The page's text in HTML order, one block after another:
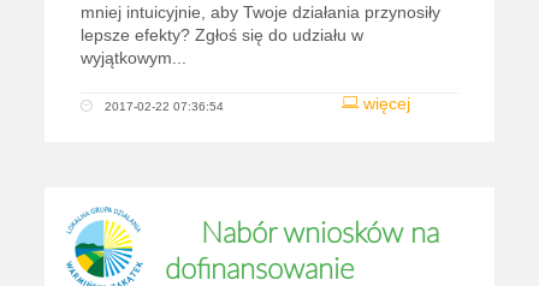
mniej intuicyjnie, aby Twoje działania przynosiły
lepsze efekty? Zgłoś się do udziału w
wyjątkowym...
więcej
2017-02-22 07:36:54
Nabór wniosków na
dofinansowanie